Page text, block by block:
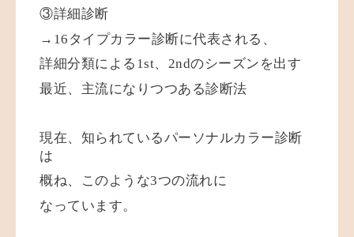
③詳細診断
→16タイプカラー診断に代表される、
詳細分類による1st、2ndのシーズンを出す
最近、主流になりつつある診断法
現在、知られているパーソナルカラー診断
は
概ね、このような3つの流れに
なっています。